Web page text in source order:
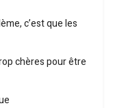
c’est que les
chères pour être